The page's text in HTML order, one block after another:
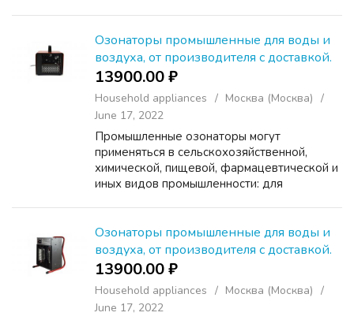
Он простой в эксплуатации, не тре...
Озонаторы промышленные для воды и
воздуха, от производителя с доставкой.
13900.00 ₽
Household appliances
Москва (Москва)
June 17, 2022
Промышленные озонаторы могут
применяться в сельскохозяйственной,
химической, пищевой, фармацевтической и
иных видов промышленности: для
санации воздуха, помещений, объектов, и
т.д.;в...
Озонаторы промышленные для воды и
воздуха, от производителя с доставкой.
13900.00 ₽
Household appliances
Москва (Москва)
June 17, 2022